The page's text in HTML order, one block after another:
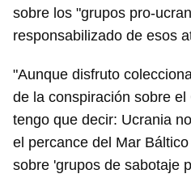
sobre los "grupos pro-
responsabilizado de esos
"Aunque disfruto
de la conspiración sobre
tengo que decir: Ucrania
el percance del Mar
sobre 'grupos de sabotaje